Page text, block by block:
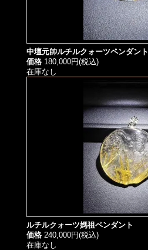
中壇元帥ルチルクォーツペンダント
価格 180,000円(税込)
在庫なし
ルチルクォーツ媽祖ペンダント
価格 240,000円(税込)
在庫なし